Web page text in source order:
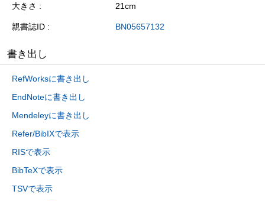
大きさ
21cm
親書誌ID BN05657132
書き出し
RefWorksに書き出し
EndNoteに書き出し
Mendeleyに書き出し
Refer/BibIXで表示
RISで表示
BibTeXで表示
TSVで表示